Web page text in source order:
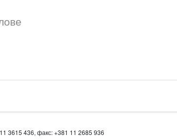
3615 436, факс: +381 11 2685 936